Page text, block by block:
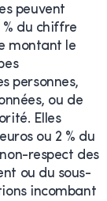
peuvent
% du chiffre
montant le
personnes,
ou de
Elles
ou 2 % du
respect des
ou du sous-
incombant